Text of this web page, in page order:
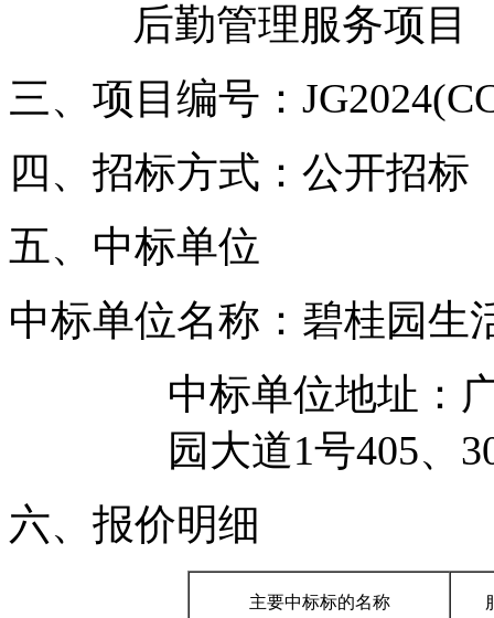
后勤管理服务项目
三、项目编号：
四、招标方式：公开招标
五、中标单位
中标单位名称：碧桂园生
中标单位地址：
园大道1号405、
六、报价明细
主要中标标的名称